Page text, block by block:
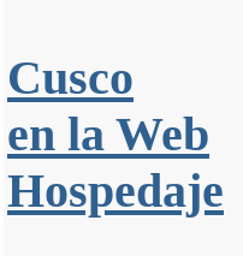
Cusco
en la Web
Hospedaje